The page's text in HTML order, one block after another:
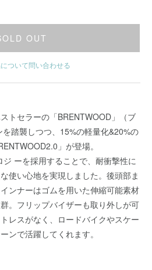
OUT
ついて問い合わせる
トセラーの「BRENTWOOD」（ブ
踏襲しつつ、15%の軽量化&20%の
」が登場。
ーを採用することで、耐衝撃性に
使い心地を実現しました。後頭部ま
ンナーはゴムを用いた伸縮可能素材
。フリップバイザーも取り外しが可
レスがなく、ロードバイクやスケー
ンで活躍してくれます。